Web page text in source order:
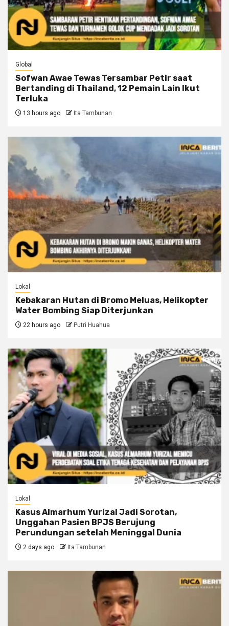
Global
Sofwan Awae Tewas Tersambar Petir saat
Bertanding di Thailand, 12 Pemain Lain Ikut
Terluka
13 hours ago Ita Tambunan
Lokal
Kebakaran Hutan di Bromo Meluas, Helikopter
Water Bombing Siap Diterjunkan
22 hours ago Putri Huahua
Lokal
Kasus Almarhum Yurizal Jadi Sorotan,
Unggahan Pasien BPJS Berujung
Perundungan setelah Meninggal Dunia
2 days ago Ita Tambunan